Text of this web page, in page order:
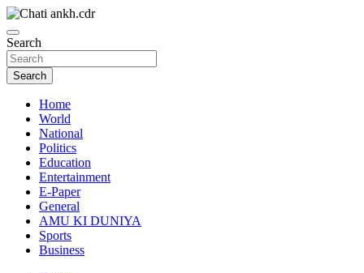
Skip
to
content
Chatiankh
News Paper
Search
Search
Home
World
National
Politics
Education
Entertainment
E-Paper
General
AMU KI DUNIYA
Sports
Business